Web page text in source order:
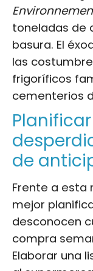
toneladas de
basura. El
las
frigoríficos
cementerios
de
Frente a esta
mejor
desconocen
compra
Elaborar una